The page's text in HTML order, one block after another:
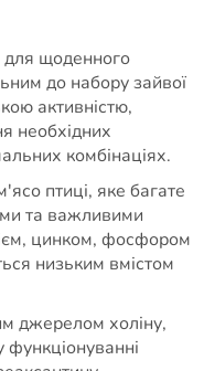
для щоденного
до набору зайвої
активністю,
необхідних
комбінаціях.
птиці, яке багате
та важливими
цинком, фосфором
низьким вмістом
джерелом холіну,